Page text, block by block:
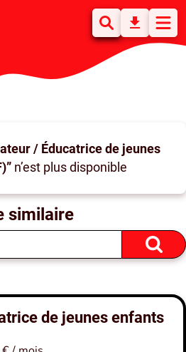
/ Éducatrice de jeunes
n’est plus disponible
similaire
de jeunes enfants